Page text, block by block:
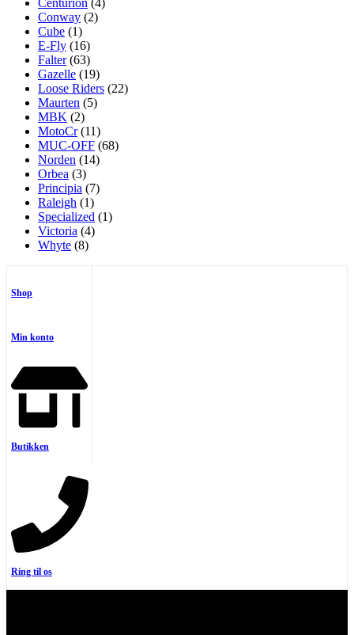
Conway (2)
Cube (1)
E-Fly (16)
Falter (63)
Gazelle (19)
Loose Riders (22)
Maurten (5)
MBK (2)
MotoCr (11)
MUC-OFF (68)
Norden (14)
Orbea (3)
Principia (7)
Raleigh (1)
Specialized (1)
Victoria (4)
Whyte (8)
Shop
Min konto
Butikken
Ring til os